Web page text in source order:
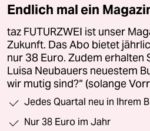
Endlich mal ein
taz FUTURZWEI ist unser
Zukunft. Das Abo bietet
nur 38 Euro. Zudem erhalten
Luisa Neubauers neuestem
wir mutig sind?“ (solange
Jedes Quartal neu in Ihrem
Nur 38 Euro im Jahr